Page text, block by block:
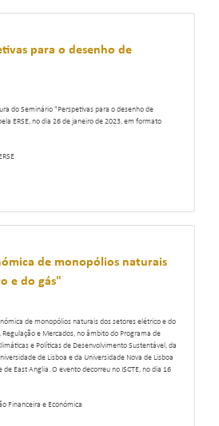
para o desenho de
do Seminário "Perspetivas para o desenho de
ERSE, no dia 26 de janeiro de 2023, em formato
de monopólios naturais
e do gás"
de monopólios naturais dos setores elétrico e do
Regulação e Mercados, no âmbito do Programa de
e Políticas de Desenvolvimento Sustentável, da
de Lisboa e da Universidade Nova de Lisboa
East Anglia. O evento decorreu no ISCTE, no dia 16
Financeira e Económica